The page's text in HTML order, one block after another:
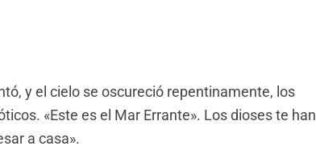
y el cielo se oscureció repentinamente, los
«Este es el Mar Errante». Los dioses te han
a casa».